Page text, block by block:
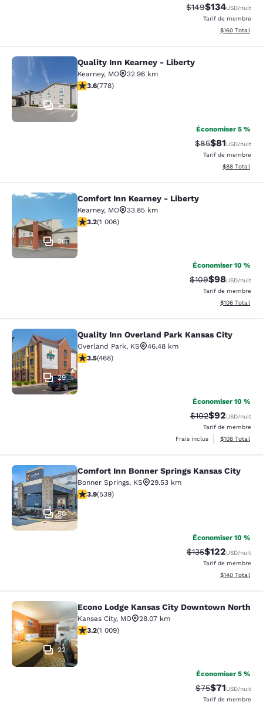
Tarif barré :
$149Tarif réduit :
$134USD/nuit
Tarif de membre
Afficher les
$160 Total
Quality Inn Kearney - Liberty
27
Quality Inn Kearney - Liberty
Kearney, MO
32.96 km
3.64 étoiles. Bien. 778 commentaires
3.6(778)
Économiser 5 %
Tarif barré :
$85Tarif réduit :
$81USD/nuit
Tarif de membre
Afficher les
$88 Total
Comfort Inn Kearney - Liberty
26
Comfort Inn Kearney - Liberty
Kearney, MO
33.85 km
3.2 étoiles. Bien. 1006 commentaires
3.2(1 006)
Économiser 10 %
Tarif barré :
$109Tarif réduit :
$98USD/nuit
Tarif de membre
Afficher les
$106 Total
Quality Inn Overland Park Kansas
29
Quality Inn Overland Park Kansas City
Overland Park, KS
46.48 km
3.46 étoiles. Bien. 468 commentaires
3.5(468)
Économiser 10 %
Tarif barré :
$102Tarif réduit :
$92USD/nuit
Tarif de membre
Frais inclus
Afficher les
$108 Total
Comfort Inn Bonner Springs Kansas
50
Comfort Inn Bonner Springs Kansas City
Bonner Springs, KS
29.53 km
3.94 étoiles. Bien. 539 commentaires
3.9(539)
Économiser 10 %
Tarif barré :
$135Tarif réduit :
$122USD/nuit
Tarif de membre
Afficher les
$140 Total
Econo Lodge Kansas City
22
Econo Lodge Kansas City Downtown North
Kansas City, MO
28.07 km
3.24 étoiles. Bien. 1009 commentaires
3.2(1 009)
Économiser 5 %
Tarif barré :
$75Tarif réduit :
$71USD/nuit
Tarif de membre